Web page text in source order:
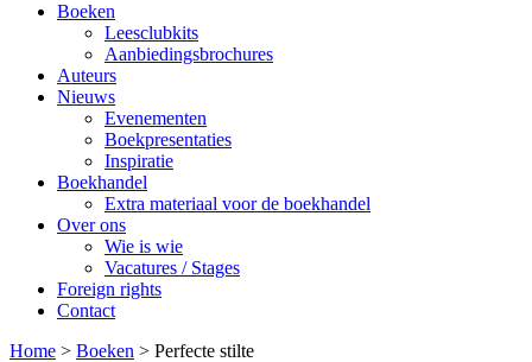
Boeken
Leesclubkits
Aanbiedingsbrochures
Auteurs
Nieuws
Evenementen
Boekpresentaties
Inspiratie
Boekhandel
Extra materiaal voor de boekhandel
Over ons
Wie is wie
Vacatures / Stages
Foreign rights
Contact
Home > Boeken > Perfecte stilte